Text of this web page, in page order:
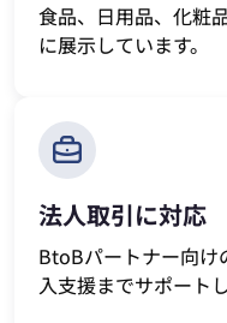
食品、日用品、化粧
に展示しています。
法人取引に対応
BtoBパートナー向け
入支援までサポートし